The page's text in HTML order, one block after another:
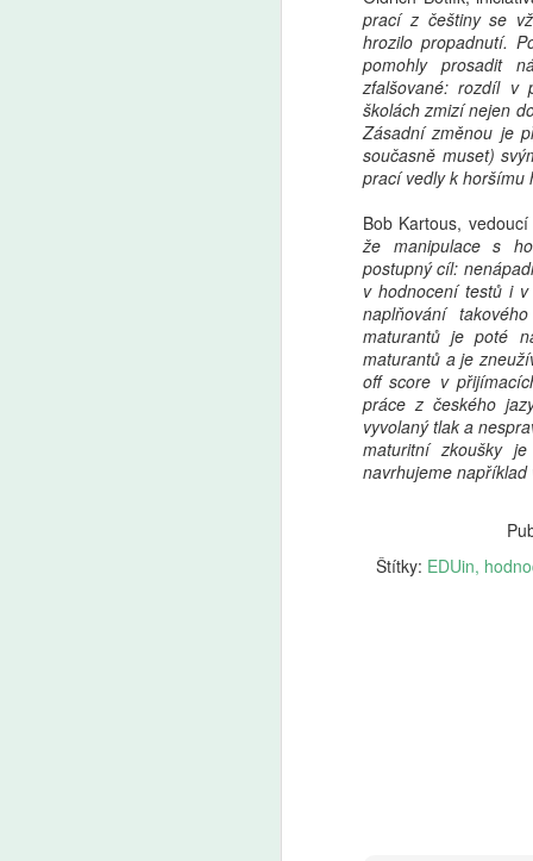
prací z češtiny se
hrozilo propadnutí.
pomohly prosadit
zfalšované: rozdíl v
školách zmizí nejen
Zásadní změnou je
současně muset)
prací vedly k horšímu
Bob Kartous,
že manipulace s
postupný cíl:
v hodnocení testů i
naplňování
maturantů je poté
maturantů a je
off score v
práce z českého
vyvolaný tlak a
maturitní zkoušky
navrhujeme například
Štítky: EDUin
v